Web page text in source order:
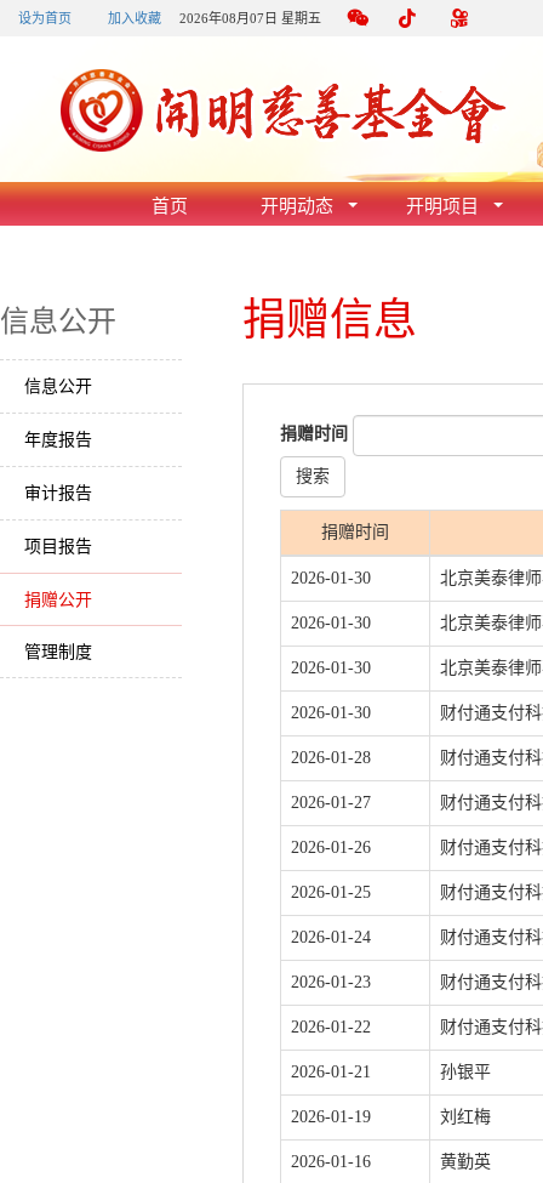
设为首页 加入收藏 2026年08月07日 星期五
首页 开明动态 开明项目
信息公开
信息公开
年度报告
审计报告
项目报告
捐赠公开
管理制度
捐赠信息
捐赠时间
捐赠时间
2026-01-30 北京美泰律
2026-01-30 北京美泰律
2026-01-30 北京美泰律
2026-01-30 财付通支付
2026-01-28 财付通支付
2026-01-27 财付通支付
2026-01-26 财付通支付
2026-01-25 财付通支付
2026-01-24 财付通支付
2026-01-23 财付通支付
2026-01-22 财付通支付
2026-01-21 孙银平
2026-01-19 刘红梅
2026-01-16 黄勤英